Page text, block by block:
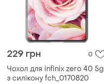
229 грн 0
Чохол для infinix zero 40 5g
з силікону fch_0170820